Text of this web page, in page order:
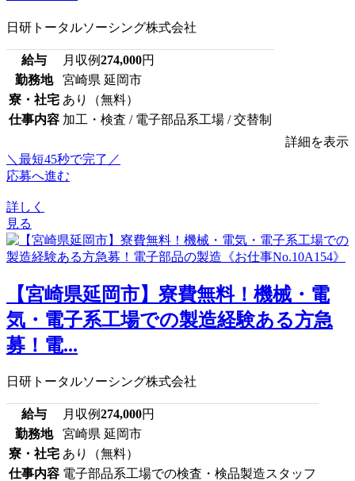
日研トータルソーシング株式会社
給与 月収例274,000円
勤務地
宮崎県 延岡市
寮・社宅 あり（無料）
仕事内容 加工・検査 / 電子部品系工場 / 交替制
詳細を表示
＼最短45秒で完了／
応募へ進む
詳しく
見る
【宮崎県延岡市】寮費無料！機械・電
気・電子系工場での製造経験ある方急
募！電...
日研トータルソーシング株式会社
給与 月収例274,000円
勤務地
宮崎県 延岡市
寮・社宅 あり（無料）
仕事内容 電子部品系工場での検査・検品製造スタッフ